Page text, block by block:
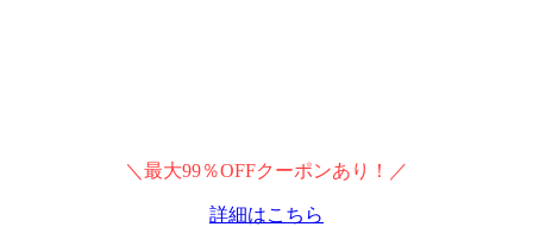
＼最大99％OFFクーポンあり！／
詳細はこちら